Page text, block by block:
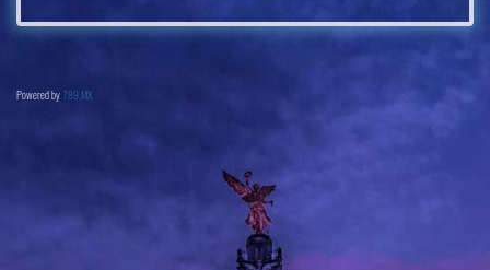
Powered by 789.MX